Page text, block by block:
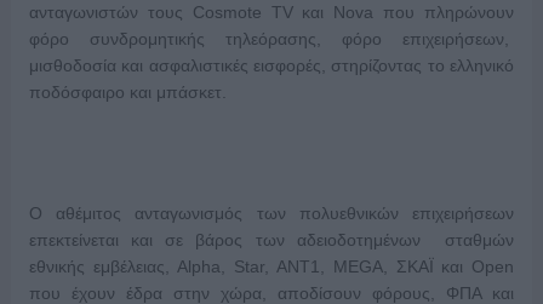
ανταγωνιστών τους Cosmote TV και Nova που πληρώνουν
φόρο συνδρομητικής τηλεόρασης, φόρο επιχειρήσεων,
μισθοδοσία και ασφαλιστικές εισφορές, στηρίζοντας το ελληνικό
ποδόσφαιρο και μπάσκετ.
Ο αθέμιτος ανταγωνισμός των πολυεθνικών επιχειρήσεων
επεκτείνεται και σε βάρος των αδειοδοτημένων σταθμών
εθνικής εμβέλειας, Alpha, Star, ANT1, MEGA, ΣΚΑΪ και Open
που έχουν έδρα στην χώρα, απoδίσουν φόρους, ΦΠΑ και